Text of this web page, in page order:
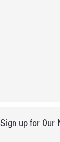
Sign up for Our